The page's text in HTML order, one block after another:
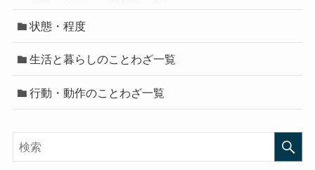
状態・程度
生活と暮らしのことわざ一覧
行動・動作のことわざ一覧